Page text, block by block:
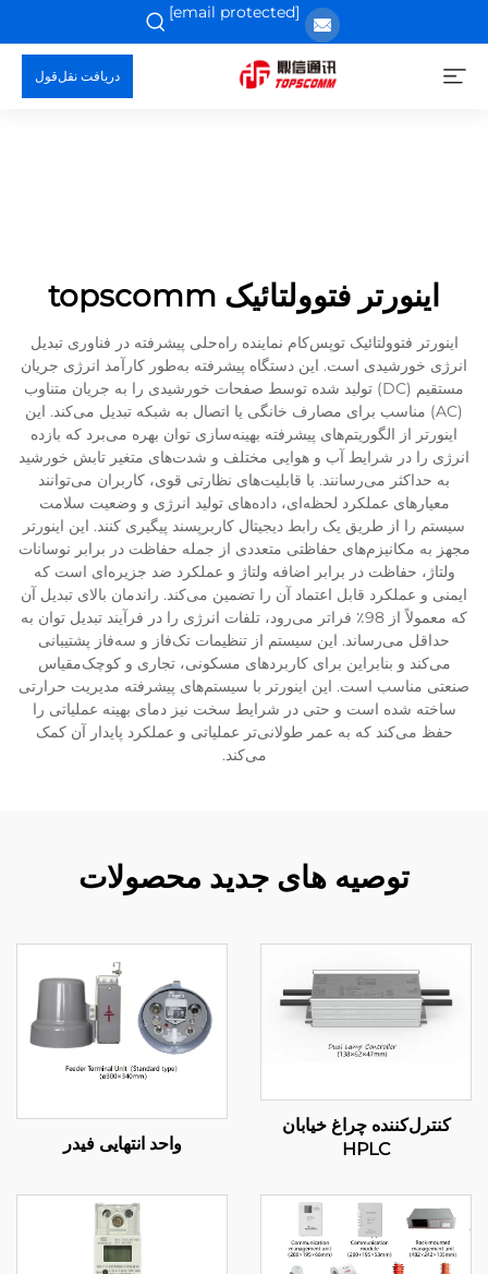
[email protected]
دریافت نقل‌قول
اینورتر فتوولتائیک topscomm
اینورتر فتوولتائیک توپس‌کام نماینده راه‌حلی پیشرفته در فناوری تبدیل
انرژی خورشیدی است. این دستگاه پیشرفته به‌طور کارآمد انرژی جریان
مستقیم (DC) تولید شده توسط صفحات خورشیدی را به جریان متناوب
(AC) مناسب برای مصارف خانگی یا اتصال به شبکه تبدیل می‌کند. این
اینورتر از الگوریتم‌های پیشرفته بهینه‌سازی توان بهره می‌برد که بازده
انرژی را در شرایط آب و هوایی مختلف و شدت‌های متغیر تابش خورشید
به حداکثر می‌رسانند. با قابلیت‌های نظارتی قوی، کاربران می‌توانند
معیارهای عملکرد لحظه‌ای، داده‌های تولید انرژی و وضعیت سلامت
سیستم را از طریق یک رابط دیجیتال کاربرپسند پیگیری کنند. این اینورتر
مجهز به مکانیزم‌های حفاظتی متعددی از جمله حفاظت در برابر نوسانات
ولتاژ، حفاظت در برابر اضافه ولتاژ و عملکرد ضد جزیره‌ای است که
ایمنی و عملکرد قابل اعتماد آن را تضمین می‌کند. راندمان بالای تبدیل آن
که معمولاً از 98٪ فراتر می‌رود، تلفات انرژی را در فرآیند تبدیل توان به
حداقل می‌رساند. این سیستم از تنظیمات تک‌فاز و سه‌فاز پشتیبانی
می‌کند و بنابراین برای کاربردهای مسکونی، تجاری و کوچک‌مقیاس
صنعتی مناسب است. این اینورتر با سیستم‌های پیشرفته مدیریت حرارتی
ساخته شده است و حتی در شرایط سخت نیز دمای بهینه عملیاتی را
حفظ می‌کند که به عمر طولانی‌تر عملیاتی و عملکرد پایدار آن کمک
می‌کند.
توصیه های جدید محصولات
کنترل‌کننده چراغ خیابان
HPLC
واحد انتهایی فیدر